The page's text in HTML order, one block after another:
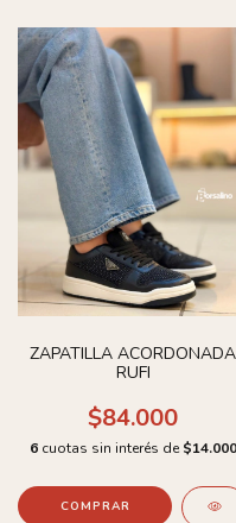
ZAPATILLA ACORDONADA
RUFI
$84.000
6 cuotas sin interés de $14.000
COMPRAR